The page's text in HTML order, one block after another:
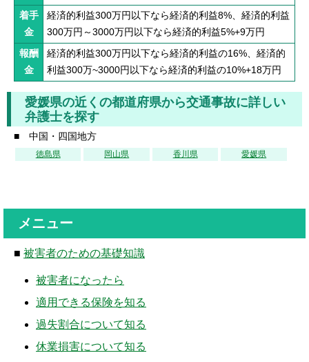
着手
金
経済的利益300万円以下なら経済的利益8%、経済的利益
300万円～3000万円以下なら経済的利益5%+9万円
報酬
金
経済的利益300万円以下なら経済的利益の16%、経済的
利益300万~3000円以下なら経済的利益の10%+18万円
愛媛県の近くの都道府県から交通事故に詳しい
弁護士を探す
■ 中国・四国地方
徳島県 岡山県 香川県 愛媛県
メニュー
■ 被害者のための基礎知識
被害者になったら
適用できる保険を知る
過失割合について知る
休業損害について知る